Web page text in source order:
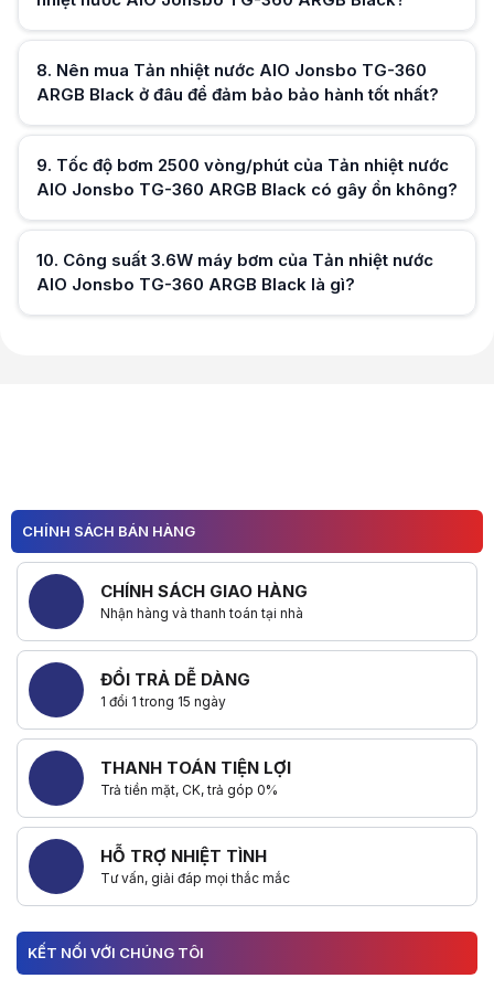
Hữu ích (0)
Hữu ích ( 0)
8. Nên mua Tản nhiệt nước AIO Jonsbo TG-360
ARGB Black ở đâu để đảm bảo bảo hành tốt nhất?
Hữu ích (0)
9. Tốc độ bơm 2500 vòng/phút của Tản nhiệt nước
AIO Jonsbo TG-360 ARGB Black có gây ồn không?
10. Công suất 3.6W máy bơm của Tản nhiệt nước
AIO Jonsbo TG-360 ARGB Black là gì?
CHÍNH SÁCH BÁN HÀNG
CHÍNH SÁCH GIAO HÀNG
Nhận hàng và thanh toán tại nhà
ĐỔI TRẢ DỄ DÀNG
1 đổi 1 trong 15 ngày
THANH TOÁN TIỆN LỢI
Trả tiền mặt, CK, trả góp 0%
HỖ TRỢ NHIỆT TÌNH
Tư vấn, giải đáp mọi thắc mắc
KẾT NỐI VỚI CHÚNG TÔI